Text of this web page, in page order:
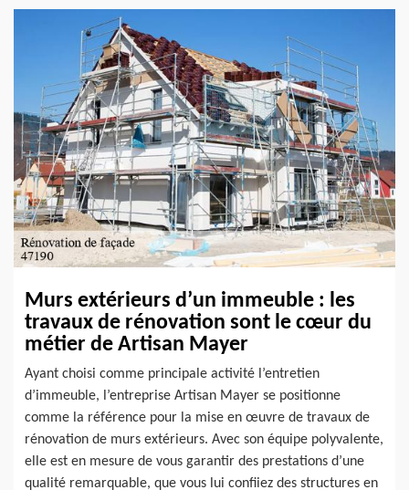
Murs extérieurs d’un immeuble : les
travaux de rénovation sont le cœur du
métier de Artisan Mayer
Ayant choisi comme principale activité l’entretien
d’immeuble, l’entreprise Artisan Mayer se positionne
comme la référence pour la mise en œuvre de travaux de
rénovation de murs extérieurs. Avec son équipe polyvalente,
elle est en mesure de vous garantir des prestations d’une
qualité remarquable, que vous lui confiiez des structures en